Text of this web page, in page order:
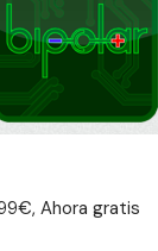
Ahora gratis